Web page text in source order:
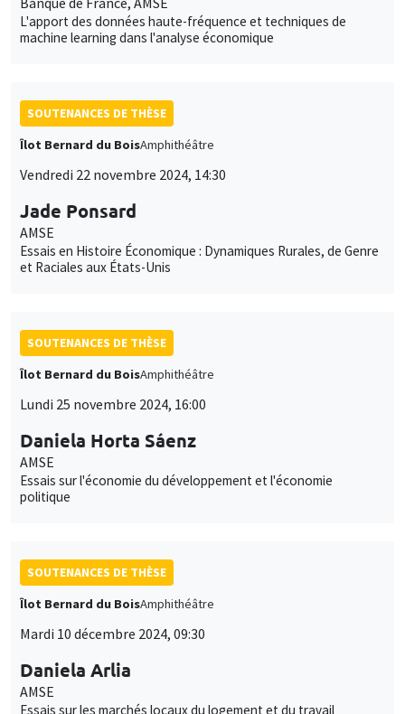
L'apport des données haute-fréquence et techniques de
machine learning dans l'analyse économique
SOUTENANCES DE THÈSE
Îlot Bernard du BoisAmphithéâtre
Vendredi 22 novembre 2024, 14:30
Jade Ponsard
AMSE
Essais en Histoire Économique : Dynamiques Rurales, de Genre
et Raciales aux États-Unis
SOUTENANCES DE THÈSE
Îlot Bernard du BoisAmphithéâtre
Lundi 25 novembre 2024, 16:00
Daniela Horta Sáenz
AMSE
Essais sur l'économie du développement et l'économie
politique
SOUTENANCES DE THÈSE
Îlot Bernard du BoisAmphithéâtre
Mardi 10 décembre 2024, 09:30
Daniela Arlia
AMSE
Essais sur les marchés locaux du logement et du travail